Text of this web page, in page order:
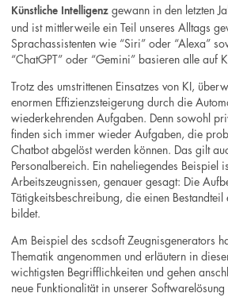
Künstliche Intelligenz gewann in den letzten
und ist mittlerweile ein Teil unseres Alltags
Sprachassistenten wie “Siri” oder “Alexa”
“ChatGPT” oder “Gemini” basieren alle auf
Trotz des umstrittenen Einsatzes von KI,
enormen Effizienzsteigerung durch die
wiederkehrenden Aufgaben. Denn sowohl
finden sich immer wieder Aufgaben, die
Chatbot abgelöst werden können. Das gilt
Personalbereich. Ein naheliegendes Beispiel
Arbeitszeugnissen, genauer gesagt: Die
Tätigkeitsbeschreibung, die einen Bestandteil
bildet.
Am Beispiel des scdsoft Zeugnisgenerators
Thematik angenommen und erläutern in
wichtigsten Begrifflichkeiten und gehen
neue Funktionalität in unserer Softwarelösung